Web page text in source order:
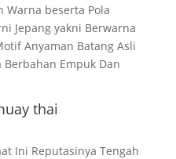
Warna beserta Pola
Jepang yakni Berwarna
Anyaman Batang Asli
Empuk Dan
thai
Ini Reputasinya Tengah